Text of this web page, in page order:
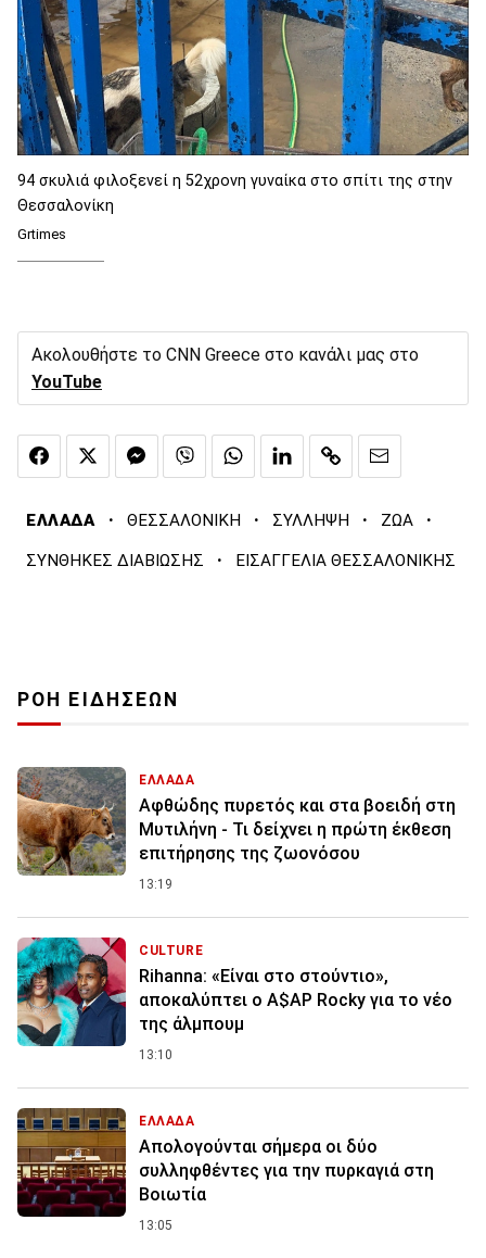
94 σκυλιά φιλοξενεί η 52χρονη γυναίκα στο σπίτι της στην
Θεσσαλονίκη
Grtimes
Ακολουθήστε το CNN Greece στο κανάλι μας στο
YouTube
ΕΛΛΑΔΑ · ΘΕΣΣΑΛΟΝΙΚΗ · ΣΥΛΛΗΨΗ · ΖΩΑ ·
ΣΥΝΘΗΚΕΣ ΔΙΑΒΙΩΣΗΣ · ΕΙΣΑΓΓΕΛΙΑ ΘΕΣΣΑΛΟΝΙΚΗΣ
ΡΟΗ ΕΙΔΗΣΕΩΝ
ΕΛΛΑΔΑ
Αφθώδης πυρετός και στα βοειδή στη
Μυτιλήνη - Τι δείχνει η πρώτη έκθεση
επιτήρησης της ζωονόσου
13:19
CULTURE
Rihanna: «Είναι στο στούντιο»,
αποκαλύπτει ο A$AP Rocky για το νέο
της άλμπουμ
13:10
ΕΛΛΑΔΑ
Απολογούνται σήμερα οι δύο
συλληφθέντες για την πυρκαγιά στη
Βοιωτία
13:05